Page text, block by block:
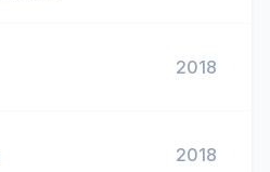
2018
2018